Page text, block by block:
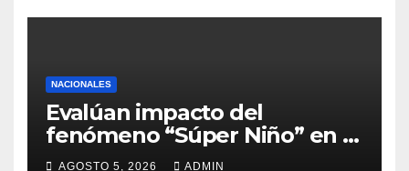
NACIONALES
Evalúan impacto del
fenómeno “Súper Niño” en el
sector agrícola
AGOSTO 5, 2026 ADMIN